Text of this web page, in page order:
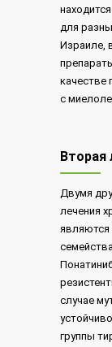
для
Израиле,
качестве
с
Вторая
Двумя
лечения
являются
случае
группы